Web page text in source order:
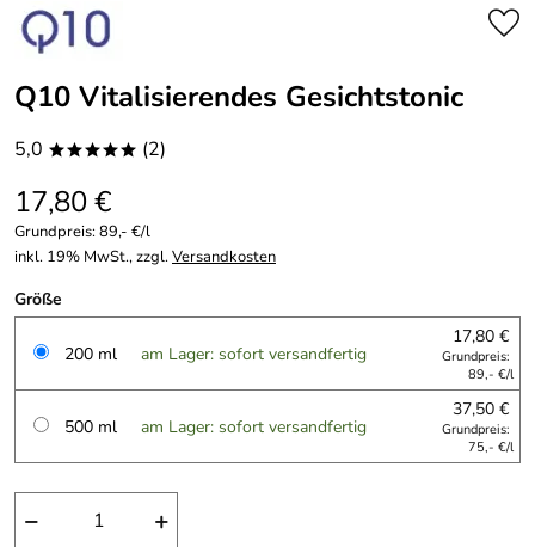
Q10 Vitalisierendes Gesichtstonic
5,0 ***** (2)
17,80 €
Grundpreis:89,- €/l
inkl. 19% MwSt., zzgl.Versandkosten
Größe
200 ml am Lager: sofort versandfertig
17,80 €
Grundpreis:
89,- €/l
500 ml am Lager: sofort versandfertig
37,50 €
Grundpreis:
75,- €/l
− +